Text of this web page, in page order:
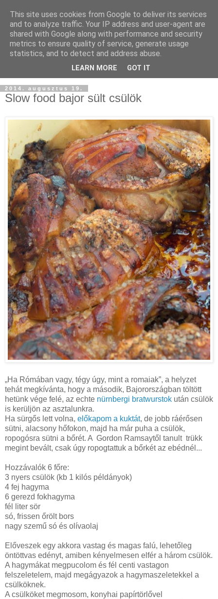
2014. augusztus 19.
Slow food bajor sült csülök
„Ha Rómában vagy, tégy úgy, mint a romaiak”, a helyzet
tehát megkívánta, hogy a második, Bajorországban töltött
hetünk vége felé, az echte nürnbergi bratwurstok után csülök
is kerüljön az asztalunkra.
Ha sürgős lett volna, előkapom a kuktát, de jobb ráérősen
sütni, alacsony hőfokon, majd ha már puha a csülök,
ropogósra sütni a bőrét. A Gordon Ramsaytől tanult trükk
megint bevált, csak úgy ropogtattuk a bőrkét az ebédnél...
Hozzávalók 6 főre:
3 nyers csülök (kb 1 kilós példányok)
4 fej hagyma
6 gerezd fokhagyma
fél liter sör
só, frissen őrölt bors
nagy szemű só és olívaolaj
Előveszek egy akkora vastag és magas falú, lehetőleg
öntöttvas edényt, amiben kényelmesen elfér a három csülök.
A hagymákat megpucolom és fél centi vastagon
felszeletelem, majd megágyazok a hagymaszeletekkel a
csülköknek.
A csülköket megmosom, konyhai papírtörlővel
This site uses cookies from Google to deliver its services
and to analyze traffic. Your IP address and user-agent are
shared with Google along with performance and security
metrics to ensure quality of service, generate usage
statistics, and to detect and address abuse.
LEARN MORE GOT IT